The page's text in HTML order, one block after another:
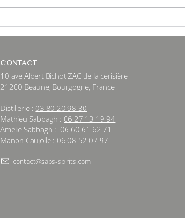
CONTACT
10 ave Albert Bichot ZAC de la cerisière
21200 Beaune, Bourgogne, France
Distillerie : 03 80 20 98 30
Mathieu Sabbagh : 06 27 13 19 94
Amelie Sabbagh : 06 60 61 62 71
Manon Caujolle : 06 08 52 07 97
contact@sabs-spirits.com